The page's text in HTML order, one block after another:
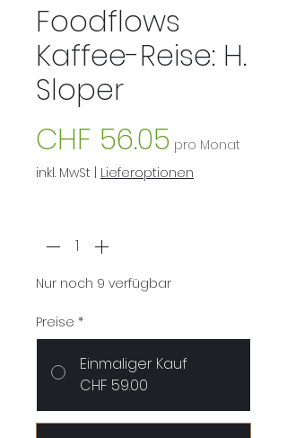
Foodflows
Kaffee-Reise: H.
Sloper
CHF 56.05Preis
pro Monat
inkl. MwSt
Lieferoptionen
Nur noch 9 verfügbar
Preise *
Einmaliger Kauf
CHF 59.00